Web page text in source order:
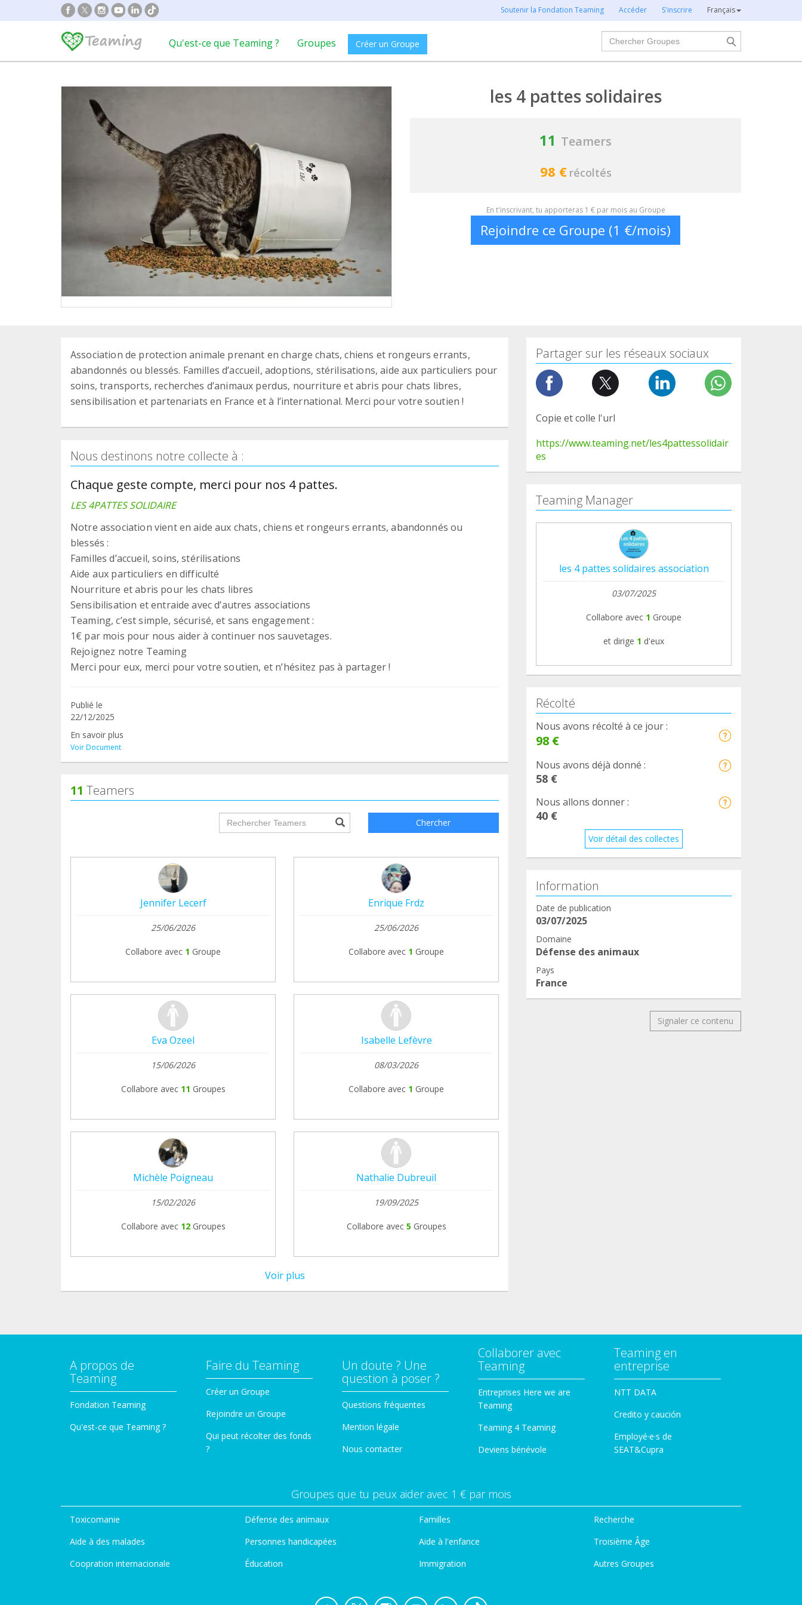
Soutenir la Fondation Teaming Accéder S'inscrire Français
Qu'est-ce que Teaming ? Groupes Créer un Groupe
Chercher
les 4 pattes solidaires
11 Teamers
98 € récoltés
En t'inscrivant, tu apporteras 1 € par mois au Groupe
Rejoindre ce Groupe (1 €/mois)
Association de protection animale prenant en charge chats, chiens et rongeurs errants,
abandonnés ou blessés. Familles d’accueil, adoptions, stérilisations, aide aux particuliers pour
soins, transports, recherches d’animaux perdus, nourriture et abris pour chats libres,
sensibilisation et partenariats en France et à l’international. Merci pour votre soutien !
Nous destinons notre collecte à :
Chaque geste compte, merci pour nos 4 pattes.
LES 4PATTES SOLIDAIRE
Notre association vient en aide aux chats, chiens et rongeurs errants, abandonnés ou
blessés :
Familles d’accueil, soins, stérilisations
Aide aux particuliers en difficulté
Nourriture et abris pour les chats libres
Sensibilisation et entraide avec d’autres associations
Teaming, c’est simple, sécurisé, et sans engagement :
1€ par mois pour nous aider à continuer nos sauvetages.
Rejoignez notre Teaming
Merci pour eux, merci pour votre soutien, et n’hésitez pas à partager !
Publié le
22/12/2025
En savoir plus
Voir Document
11 Teamers
groupProfile.searchForm.search.text??? Chercher
Jennifer Lecerf
25/06/2026
Collabore avec 1 Groupe
Enrique Frdz
25/06/2026
Collabore avec 1 Groupe
Eva Ozeel
15/06/2026
Collabore avec 11 Groupes
Isabelle Lefèvre
08/03/2026
Collabore avec 1 Groupe
Michèle Poigneau
15/02/2026
Collabore avec 12 Groupes
Nathalie Dubreuil
19/09/2025
Collabore avec 5 Groupes
Voir plus
Partager sur les réseaux sociaux
Copie et colle l'url
https://www.teaming.net/les4pattessolidair
es
Teaming Manager
les 4 pattes solidaires association
03/07/2025
Collabore avec 1 Groupe
et dirige 1 d'eux
Récolté
Nous avons récolté à ce jour :
98 €
Nous avons déjà donné :
58 €
Nous allons donner :
40 €
Voir détail des collectes
Information
Date de publication
03/07/2025
Domaine
Défense des animaux
Pays
France
Signaler ce contenu
A propos de
Teaming
Fondation Teaming
Qu'est-ce que Teaming ?
Faire du Teaming
Créer un Groupe
Rejoindre un Groupe
Qui peut récolter des fonds
?
Un doute ? Une
question à poser ?
Questions fréquentes
Mention légale
Nous contacter
Collaborer avec
Teaming
Entreprises Here we are
Teaming
Teaming 4 Teaming
Deviens bénévole
Teaming en
entreprise
NTT DATA
Credito y caución
Employé·e·s de
SEAT&Cupra
Groupes que tu peux aider avec 1 € par mois
Toxicomanie
Aide à des malades
Coopration internacionale
Défense des animaux
Personnes handicapées
Éducation
Familles
Aide à l'enfance
Immigration
Recherche
Troisième Âge
Autres Groupes